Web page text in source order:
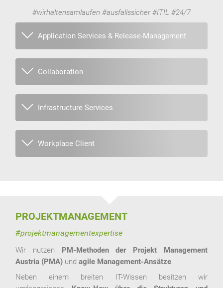
#wirhaltensamlaufen #ausfallssicher #ITIL #24/7
Application Services & Release-Management
Collaboration
Infrastructure Services
Workplace Client
PROJEKTMANAGEMENT
#projektmanagementexpertise
Wir nutzen PM-Methoden der Projekt Management
Austria (PMA) undagile Management-Ansätze.
Neben einem breiten IT-Wissen besitzen wir